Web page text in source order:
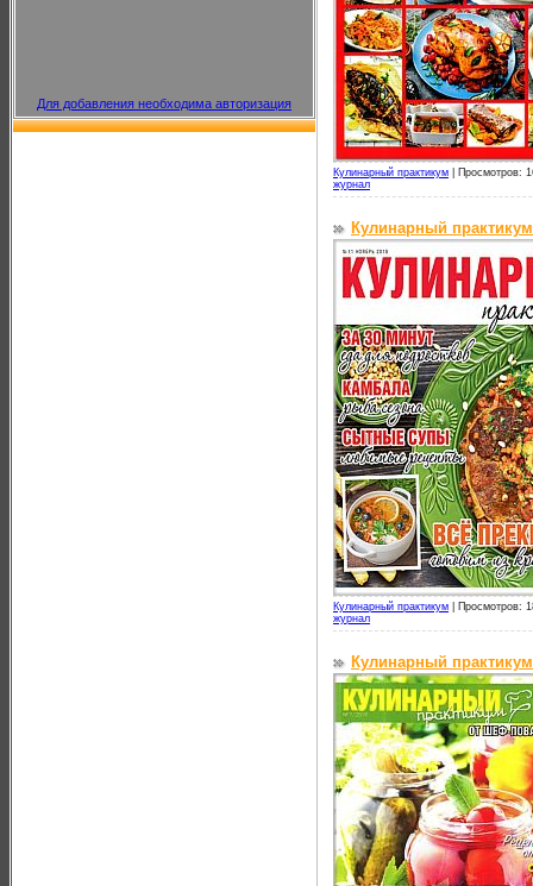
Для добавления необходима авторизация
Кулинарный практикум
Просмотров:
журнал
Кулинарный
Кулинарный практикум
Просмотров:
журнал
Кулинарный